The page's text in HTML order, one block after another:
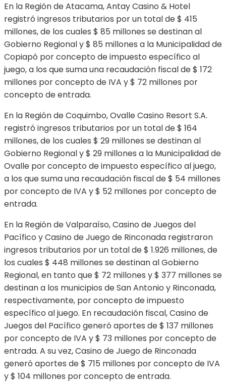
En la Región de Atacama, Antay Casino & Hotel
registró ingresos tributarios por un total de $ 415
millones, de los cuales $ 85 millones se destinan al
Gobierno Regional y $ 85 millones a la Municipalidad de
Copiapó por concepto de impuesto específico al
juego, a los que suma una recaudación fiscal de $ 172
millones por concepto de IVA y $ 72 millones por
concepto de entrada.
En la Región de Coquimbo, Ovalle Casino Resort S.A.
registró ingresos tributarios por un total de $ 164
millones, de los cuales $ 29 millones se destinan al
Gobierno Regional y $ 29 millones a la Municipalidad de
Ovalle por concepto de impuesto específico al juego,
a los que suma una recaudación fiscal de $ 54 millones
por concepto de IVA y $ 52 millones por concepto de
entrada.
En la Región de Valparaíso, Casino de Juegos del
Pacífico y Casino de Juego de Rinconada registraron
ingresos tributarios por un total de $ 1.926 millones, de
los cuales $ 448 millones se destinan al Gobierno
Regional, en tanto que $ 72 millones y $ 377 millones se
destinan a los municipios de San Antonio y Rinconada,
respectivamente, por concepto de impuesto
específico al juego. En recaudación fiscal, Casino de
Juegos del Pacífico generó aportes de $ 137 millones
por concepto de IVA y $ 73 millones por concepto de
entrada. A su vez, Casino de Juego de Rinconada
generó aportes de $ 715 millones por concepto de IVA
y $ 104 millones por concepto de entrada.